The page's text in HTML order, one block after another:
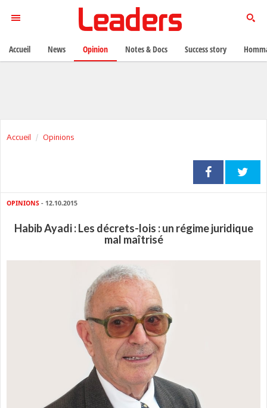
Accueil Opinions
OPINIONS - 12.10.2015
Habib Ayadi : Les décrets-lois : un régime juridique
mal maîtrisé
Accueil News Opinion Notes & Docs Success story